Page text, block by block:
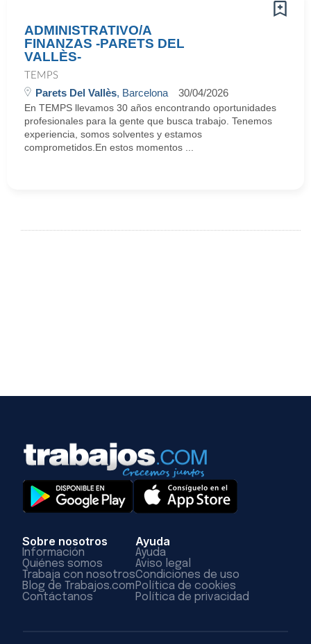
ADMINISTRATIVO/A
FINANZAS -PARETS DEL
VALLÈS-
TEMPS
Parets Del Vallès, Barcelona 30/04/2026
En TEMPS llevamos 30 años encontrando oportunidades
profesionales para la gente que busca trabajo. Tenemos
experiencia, somos solventes y estamos
comprometidos.En estos momentos ...
Sobre nosotros
Información
Quiénes somos
Trabaja con nosotros
Blog de Trabajos.com
Contáctanos
Ayuda
Ayuda
Aviso legal
Condiciones de uso
Política de cookies
Política de privacidad